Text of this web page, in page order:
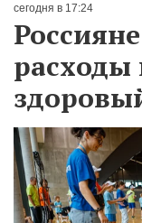
сегодня в 17:24
расходы